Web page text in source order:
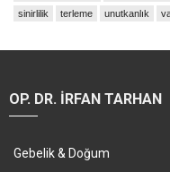
sinirlilik
terleme unutkanlık
OP. DR. İRFAN TARHAN
Gebelik & Doğum